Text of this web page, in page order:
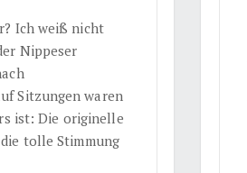
Ich weiß nicht
Nippeser
Sitzungen waren
ist: Die originelle
tolle Stimmung